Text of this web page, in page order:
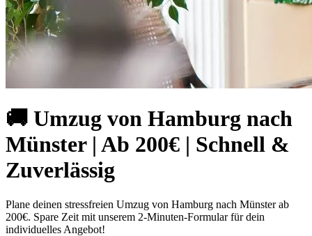
🚚 Umzug von Hamburg⁠ nach
Münster | Ab 200€ | Schnell &
Zuverlässig
Plane deinen stressfreien Umzug von Hamburg⁠ nach Münster ab
200€. Spare Zeit mit unserem 2-Minuten-Formular für dein
individuelles Angebot!